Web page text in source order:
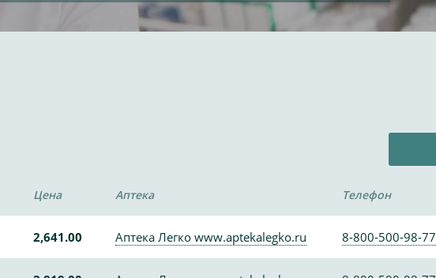
Цена Аптека Телефон
2,641.00 Аптека Легко www.aptekalegko.ru 8-800-500-98-77